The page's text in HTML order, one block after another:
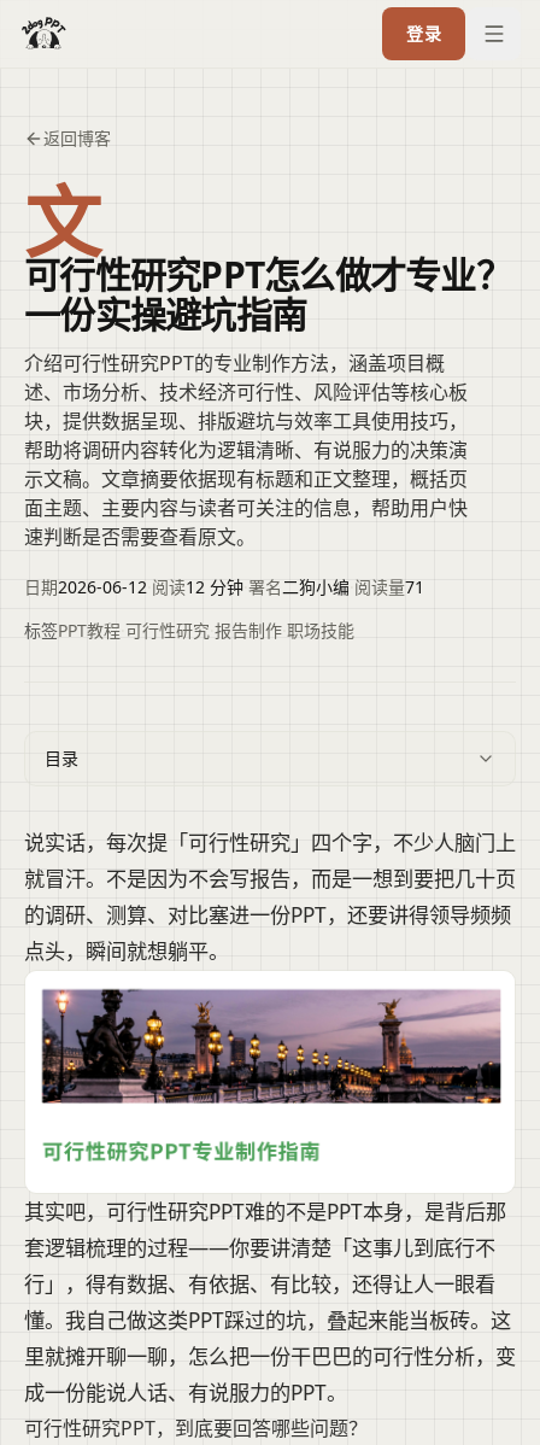
登录
返回博客
文
可行性研究PPT怎么做才专业？
一份实操避坑指南
介绍可行性研究PPT的专业制作方法，涵盖项目概
述、市场分析、技术经济可行性、风险评估等核心板
块，提供数据呈现、排版避坑与效率工具使用技巧，
帮助将调研内容转化为逻辑清晰、有说服力的决策演
示文稿。文章摘要依据现有标题和正文整理，概括页
面主题、主要内容与读者可关注的信息，帮助用户快
速判断是否需要查看原文。
日期2026-06-12 阅读12 分钟 署名二狗小编 阅读量71
标签PPT教程 可行性研究 报告制作 职场技能
目录
说实话，每次提「可行性研究」四个字，不少人脑门上
就冒汗。不是因为不会写报告，而是一想到要把几十页
的调研、测算、对比塞进一份PPT，还要讲得领导频频
点头，瞬间就想躺平。
其实吧，可行性研究PPT难的不是PPT本身，是背后那
套逻辑梳理的过程——你要讲清楚「这事儿到底行不
行」，得有数据、有依据、有比较，还得让人一眼看
懂。我自己做这类PPT踩过的坑，叠起来能当板砖。这
里就摊开聊一聊，怎么把一份干巴巴的可行性分析，变
成一份能说人话、有说服力的PPT。
可行性研究PPT，到底要回答哪些问题？